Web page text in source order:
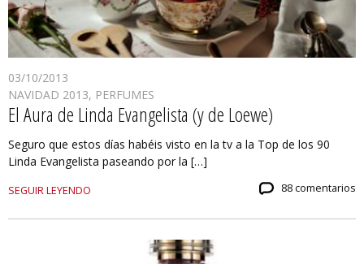
03/10/2013
NAVIDAD 2013, PERFUMES
El Aura de Linda Evangelista (y de Loewe)
Seguro que estos días habéis visto en la tv a la Top de los 90
Linda Evangelista paseando por la […]
SEGUIR LEYENDO 88 comentarios